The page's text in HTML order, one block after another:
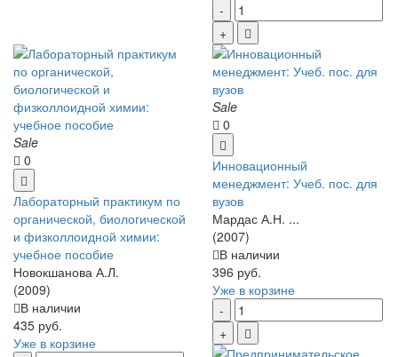
Sale
0
Лабораторный практикум по
органической, биологической
и физколлоидной химии:
учебное пособие
Новокшанова А.Л.
(2009)
В наличии
435 руб.
Уже в корзине
Sale
0
Инновационный
менеджмент: Учеб. пос. для
вузов
Мардас А.Н. ...
(2007)
В наличии
396 руб.
Уже в корзине